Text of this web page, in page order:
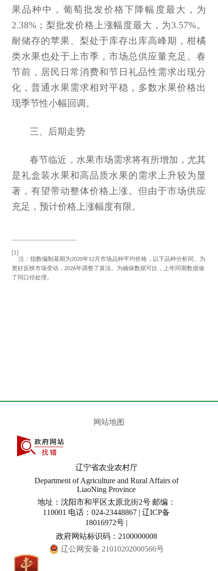
果品种中，葡萄批发价格下降幅度最大，为
2.38%；梨批发价格上涨幅度最大，为3.57%。
耐储存的苹果、梨处于库存出库高峰期，柑橘
类水果也处于上市季，市场总供应量充足。春
节前，居民日常消费和节日礼品性需求出现分
化，普通水果需求相对平稳，多数水果价格出
现季节性小幅回调。
三、后期走势
春节临近，水果市场需求将有所增加，尤其
是礼盒装水果和高品质水果的需求上升较为显
著，有望带动整体价格上涨。但由于市场供应
充足，预计价格上涨幅度有限。
[1]
注：指数编制基期为2020年12月市场品种平均价格，以下品种分析同。为
更好反映市场变动，2026年调整了算法。为确保数据可比，上年同期数据做
了同口径处理。
网站地图
辽宁省农业农村厅
Department of Agriculture and Rural Affairs of
LiaoNing Province
地址：沈阳市和平区太原北街2号 邮编：
110001 电话：024-23448867 | 辽ICP备
18016972号 |
政府网站标识码：2100000008
辽公网安备 21010202000566号